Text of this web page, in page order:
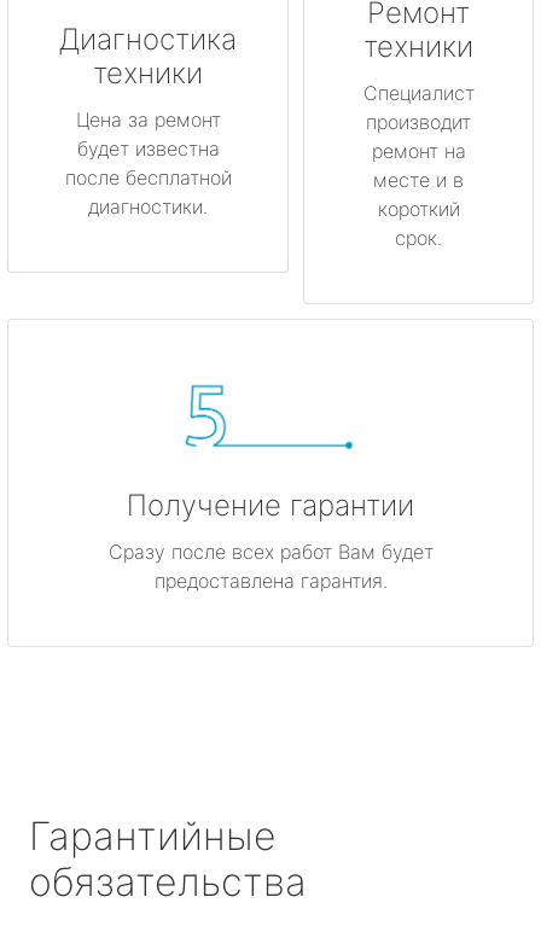
Диагностика
техники
Цена за ремонт
будет известна
после бесплатной
диагностики.
Ремонт
техники
Специалист
производит
ремонт на
месте и в
короткий
срок.
Получение гарантии
Сразу после всех работ Вам будет
предоставлена гарантия.
Гарантийные
обязательства